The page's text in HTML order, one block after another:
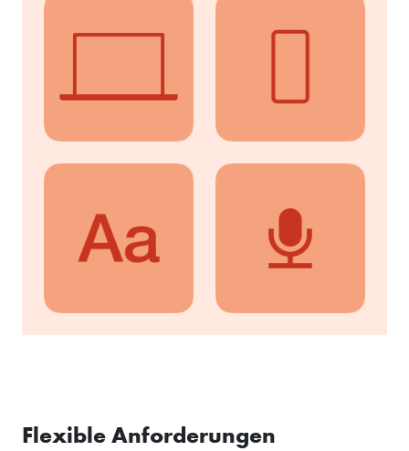
Flexible Anforderungen